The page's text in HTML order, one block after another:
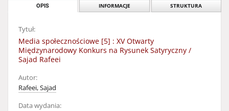
OPIS INFORMACJE STRUKTURA
Tytuł:
Media społecznościowe [5] : XV Otwarty
Międzynarodowy Konkurs na Rysunek Satyryczny /
Sajad Rafeei
Autor:
Rafeei, Sajad
Data wydania: